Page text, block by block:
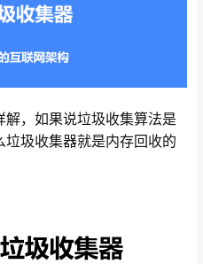
，如果说垃圾收集算法是
圾收集器就是内存回收的